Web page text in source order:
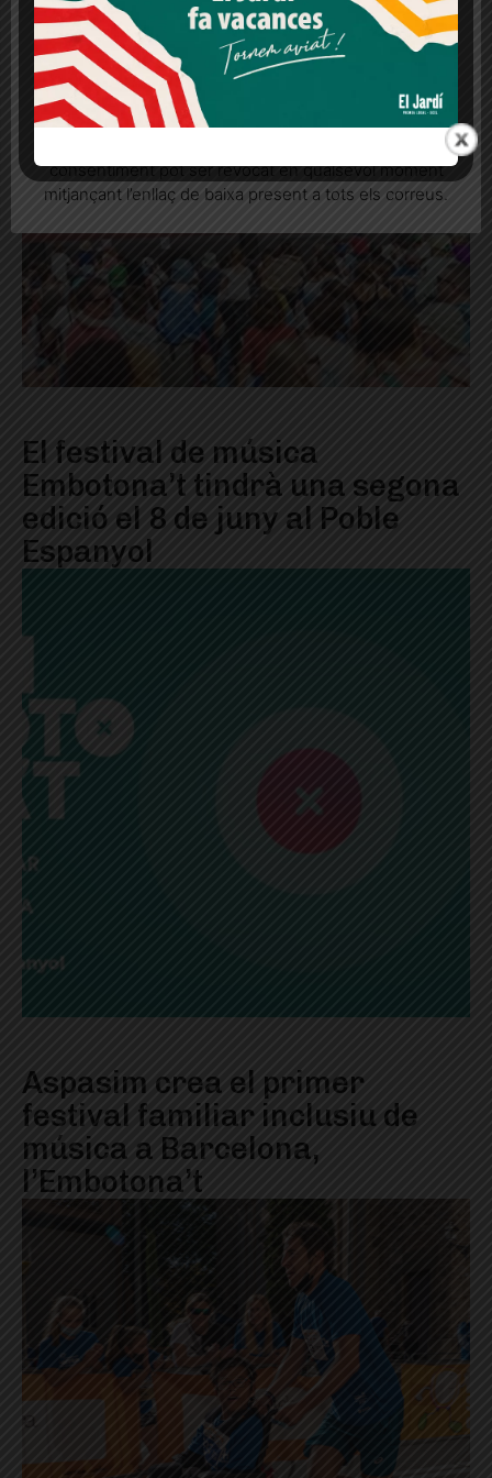
El festival de música
Embotona’t tindrà una segona
edició el 8 de juny al Poble
Espanyol
Aspasim crea el primer
festival familiar inclusiu de
música a Barcelona,
l’Embotona’t
Més informació Acceptar Rebutjar tot
Quan l’usuari crea un compte al Diari el Jardí, dona el
seu consentiment explícit per rebre comunicacions
consentiment pot ser revocat en qualsevol moment
mitjançant l’enllaç de baixa present a tots els correus.